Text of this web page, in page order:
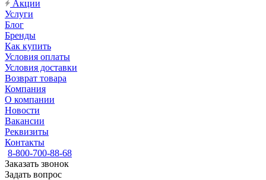
Акции
Услуги
Блог
Бренды
Как купить
Условия оплаты
Условия доставки
Возврат товара
Компания
О компании
Новости
Вакансии
Реквизиты
Контакты
8-800-700-88-68
Заказать звонок
Задать вопрос